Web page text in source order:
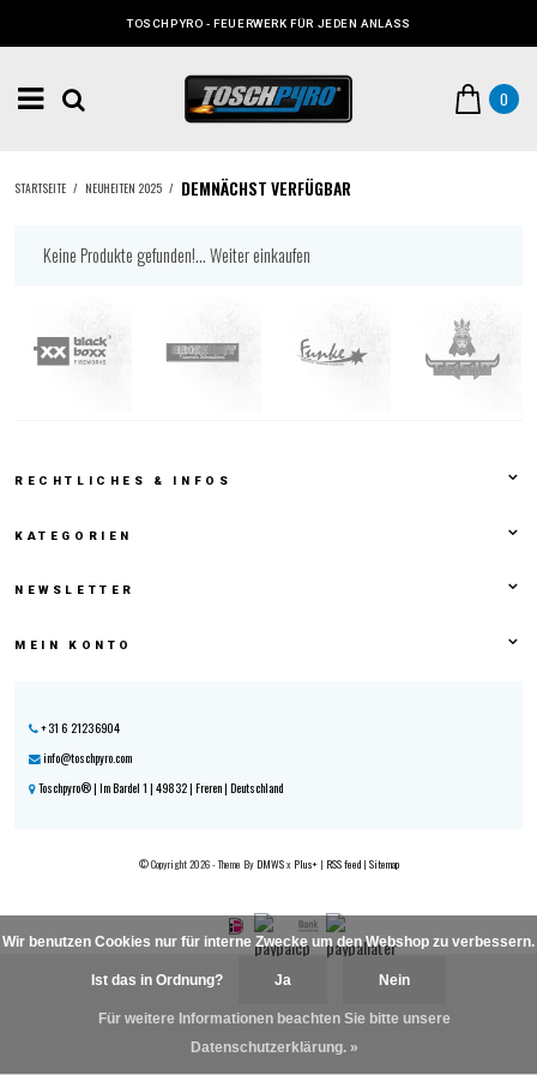
TOSCHPYRO - FEUERWERK FÜR JEDEN ANLASS
0
STARTSEITE / NEUHEITEN 2025 / DEMNÄCHST VERFÜGBAR
Keine Produkte gefunden!...Weiter einkaufen
RECHTLICHES & INFOS
KATEGORIEN
NEWSLETTER
MEIN KONTO
+31 6 21236904
info@toschpyro.com
Toschpyro® | Im Bardel 1 | 49832 | Freren | Deutschland
© Copyright 2026 - Theme By DMWSx Plus+| RSS feed| Sitemap
Wir benutzen Cookies nur für interne Zwecke um den Webshop zu verbessern.
Ist das in Ordnung? Ja Nein
Für weitere Informationen beachten Sie bitte unsere
Datenschutzerklärung. »